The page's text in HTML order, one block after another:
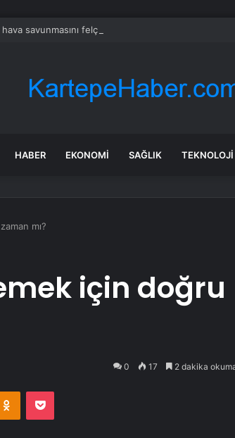
hava savunmasını felç eden teknoloji: Tek bir tuşla
HABER EKONOMI SAĞLIK TEKNOLOJI
mı?
için doğru
0 17 2 dakika
Odnoklassniki
Pocket